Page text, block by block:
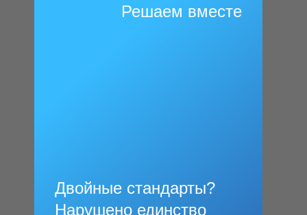
Решаем вместе
Двойные стандарты?
Нарушено единство